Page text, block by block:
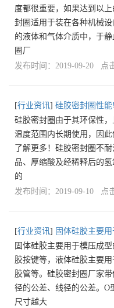
度都很重要，如果达到以
封圈适用于装在各种机械
的液体和气体介质中，于
圈厂
发布时间：2019-09-20 点
[行业资讯] 硅胶密封圈性能!
硅胶密封圈由于其环保性
温度范围内长期使用，因
了解更多！硅胶密封圈不
品、厚缩酸及经稀释后的
的
发布时间：2019-09-10 点
[行业资讯] 固体硅胶主要用
固体硅胶主要用于模压成
胶按键等，液体硅胶主要
胶管等。硅胶密封圈厂家
径的公差、线径的公差。O
尺寸越大